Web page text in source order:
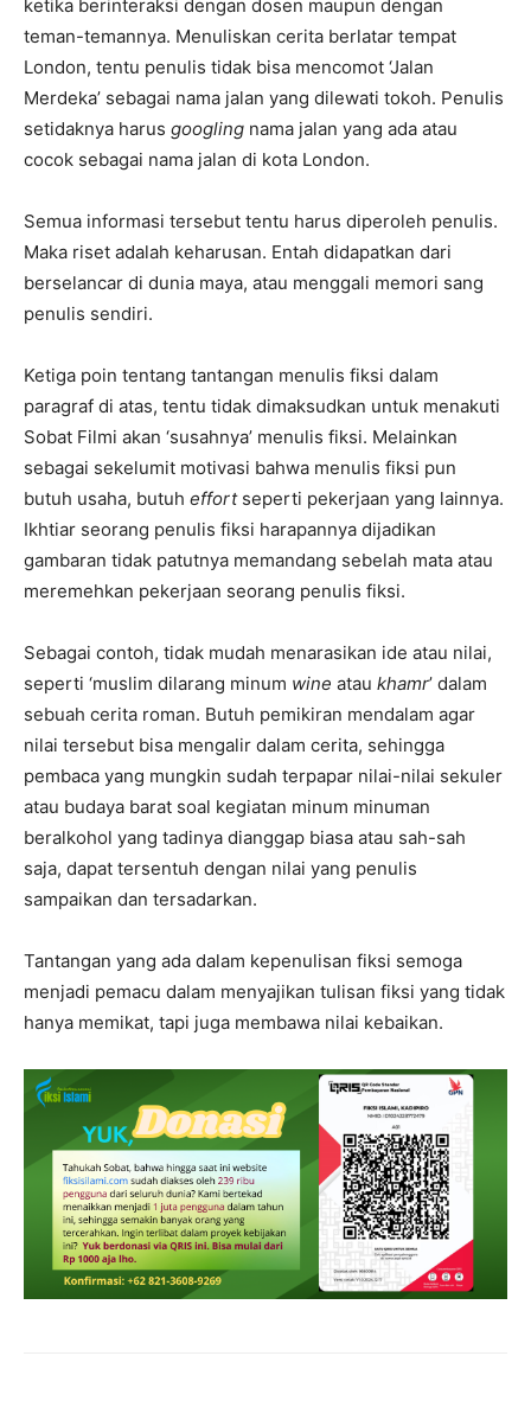
ketika berinteraksi dengan dosen maupun dengan
teman-temannya. Menuliskan cerita berlatar tempat
London, tentu penulis tidak bisa mencomot ‘Jalan
Merdeka’ sebagai nama jalan yang dilewati tokoh. Penulis
setidaknya harus googling nama jalan yang ada atau
cocok sebagai nama jalan di kota London.
Semua informasi tersebut tentu harus diperoleh penulis.
Maka riset adalah keharusan. Entah didapatkan dari
berselancar di dunia maya, atau menggali memori sang
penulis sendiri.
Ketiga poin tentang tantangan menulis fiksi dalam
paragraf di atas, tentu tidak dimaksudkan untuk menakuti
Sobat Filmi akan ‘susahnya’ menulis fiksi. Melainkan
sebagai sekelumit motivasi bahwa menulis fiksi pun
butuh usaha, butuh effortseperti pekerjaan yang lainnya.
Ikhtiar seorang penulis fiksi harapannya dijadikan
gambaran tidak patutnya memandang sebelah mata atau
meremehkan pekerjaan seorang penulis fiksi.
Sebagai contoh, tidak mudah menarasikan ide atau nilai,
seperti ‘muslim dilarang minum wine atau khamr’ dalam
sebuah cerita roman. Butuh pemikiran mendalam agar
nilai tersebut bisa mengalir dalam cerita, sehingga
pembaca yang mungkin sudah terpapar nilai-nilai sekuler
atau budaya barat soal kegiatan minum minuman
beralkohol yang tadinya dianggap biasa atau sah-sah
saja, dapat tersentuh dengan nilai yang penulis
sampaikan dan tersadarkan.
Tantangan yang ada dalam kepenulisan fiksi semoga
menjadi pemacu dalam menyajikan tulisan fiksi yang tidak
hanya memikat, tapi juga membawa nilai kebaikan.